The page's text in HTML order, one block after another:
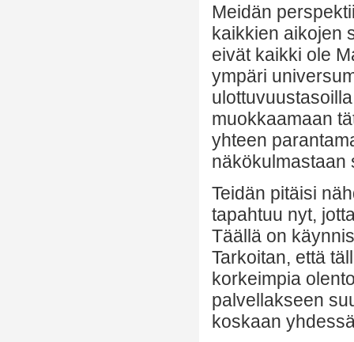
Meidän
kaikkien aikojen
eivät kaikki ole
ympäri
muokkaamaan
yhteen
näkökulmastaan
Teidän pitäisi
tapahtuu nyt,
Täällä on
Tarkoitan, että
korkeimpia
palvellakseen
koskaan